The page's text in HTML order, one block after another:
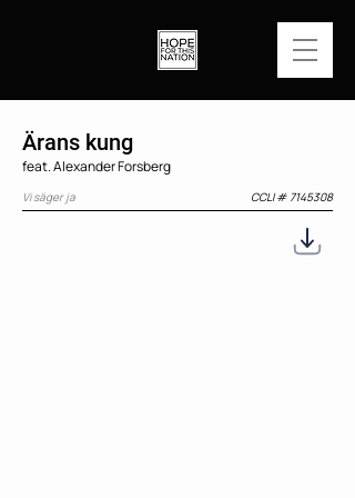
Ärans kung
feat. Alexander Forsberg
Vi säger ja CCLI # 7145308